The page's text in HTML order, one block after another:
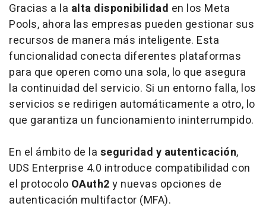
Gracias a la alta disponibilidad en los Meta
Pools, ahora las empresas pueden gestionar sus
recursos de manera más inteligente. Esta
funcionalidad conecta diferentes plataformas
para que operen como una sola, lo que asegura
la continuidad del servicio. Si un entorno falla, los
servicios se redirigen automáticamente a otro, lo
que garantiza un funcionamiento ininterrumpido.
En el ámbito de la seguridad y autenticación,
UDS Enterprise 4.0 introduce compatibilidad con
el protocolo OAuth2y nuevas opciones de
autenticación multifactor (MFA).